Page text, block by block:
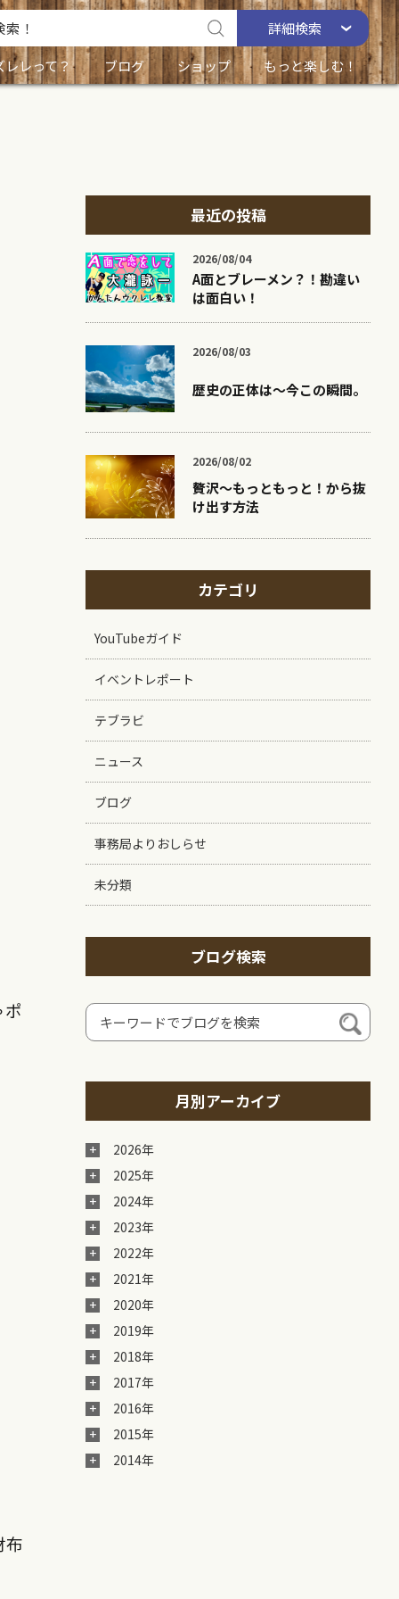
詳細検索
レレって？
ブログ ショップ もっと楽しむ！
布
最近の投稿
2026/08/04
A面とブレーメン？！勘違い
は面白い！
2026/08/03
歴史の正体は〜今この瞬間。
2026/08/02
贅沢〜もっともっと！から抜
け出す方法
カテゴリ
YouTubeガイド
イベントレポート
テブラビ
ニュース
ブログ
事務局よりおしらせ
未分類
ブログ検索
月別アーカイブ
2026年
2025年
2024年
2023年
2022年
2021年
2020年
2019年
2018年
2017年
2016年
2015年
2014年